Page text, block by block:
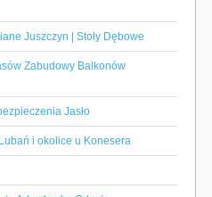
Juszczyn | Stoły Dębowe
Zabudowy Balkonów
Jasło
i okolice u Konesera